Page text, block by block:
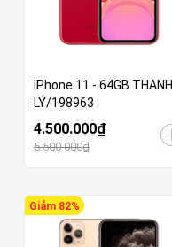
iPhone 11 - 64GB THANH
LÝ/198963
4.500.000₫
5.500.000₫
Giảm 82%